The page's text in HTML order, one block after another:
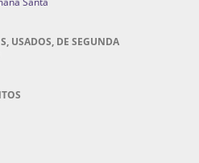
USADOS, DE SEGUNDA